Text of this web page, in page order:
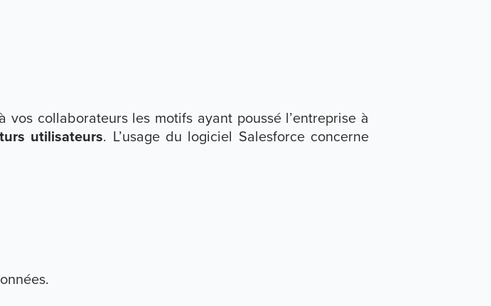
collaborateurs les motifs ayant poussé l’entreprise à
utilisateurs. L’usage du logiciel Salesforce concerne